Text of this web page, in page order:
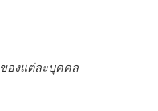
องแต่ละบุคคล